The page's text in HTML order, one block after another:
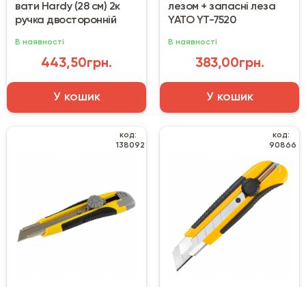
вати Hardy (28 см) 2к
ручка двосторонній
В наявності
443,50грн.
У кошик
лезом + запасні леза
YATO YT-7520
В наявності
383,00грн.
У кошик
код:
138092
код:
90866